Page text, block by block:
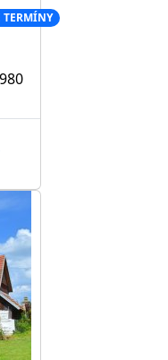
TERMÍNY